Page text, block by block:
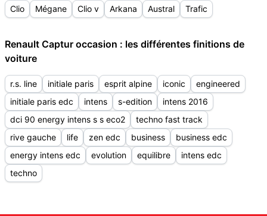
Clio Mégane Clio v Arkana Austral Trafic
Renault Captur occasion : les différentes finitions de
voiture
r.s. line initiale paris esprit alpine iconic
engineered
initiale paris edc
intens s-edition
intens 2016
dci 90 energy intens s s eco2
techno fast track
rive gauche
life zen edc business
business edc
energy intens edc
evolution equilibre
intens edc
techno